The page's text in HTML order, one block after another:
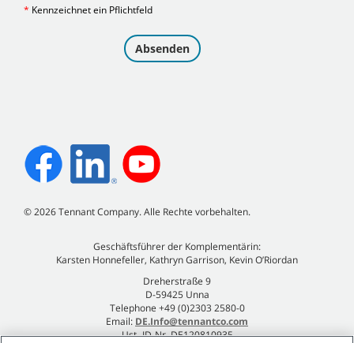
©2026Tennant Company. Alle Rechte vorbehalten.
Geschäftsführer der Komplementärin:
Karsten Honnefeller, Kathryn Garrison, Kevin O’Riordan
Dreherstraße 9
D-59425 Unna
Telephone +49 (0)2303 2580-0
Email: DE.Info@tennantco.com
Ust.-ID-Nr. DE120810935